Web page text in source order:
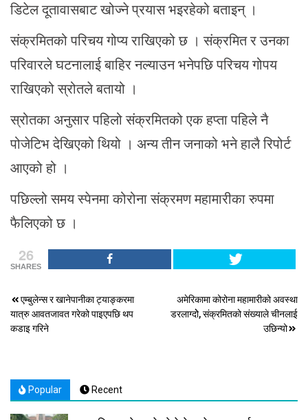
डिटेल दूतावासबाट खोज्ने प्रयास भइरहेको बताइन् ।
संक्रमितको परिचय गोप्य राखिएको छ । संक्रमित र उनका
परिवारले घटनालाई बाहिर नल्याउन भनेपछि परिचय गोपय
राखिएको स्रोतले बतायो ।
स्रोतका अनुसार पहिलो संक्रमितको एक हप्ता पहिले नै
पोजेटिभ देखिएको थियो । अन्य तीन जनाको भने हालै रिपोर्ट
आएको हो ।
पछिल्लो समय स्पेनमा कोरोना संक्रमण महामारीका रुपमा
फैलिएको छ ।
26
SHARES
Post
navigation
एम्बुलेन्स र खानेपानीका ट्याङ्करमा
यात्रु आवतजावत गरेको पाइएपछि थप
कडाइ गरिने
अमेरिकामा कोरोना महामारीको अवस्था
डरलाग्दोे, संक्रमितको संख्याले चीनलाई
उछिन्यो
Popular Recent